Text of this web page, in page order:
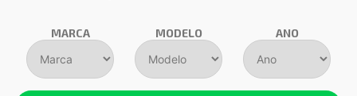
MARCA MODELO ANO